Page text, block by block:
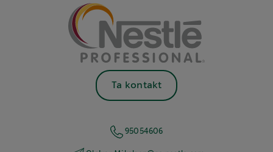
Ta kontakt
95054606